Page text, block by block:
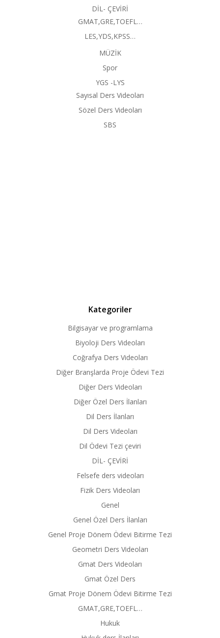
DİL- ÇEVİRİ
GMAT,GRE,TOEFL…
LES,YDS,KPSS…
MÜZİK
Spor
YGS -LYS
Sayısal Ders Videoları
Sözel Ders Videoları
SBS
Kategoriler
Bilgisayar ve programlama
Biyoloji Ders Videoları
Coğrafya Ders Videoları
Diğer Branşlarda Proje Ödevi Tezi
Diğer Ders Videoları
Diğer Özel Ders İlanları
Dil Ders İlanları
Dil Ders Videoları
Dil Ödevi Tezi çeviri
DİL- ÇEVİRİ
Felsefe ders videoları
Fizik Ders Videoları
Genel
Genel Özel Ders İlanları
Genel Proje Dönem Ödevi Bitirme Tezi
Geometri Ders Videoları
Gmat Ders Videoları
Gmat Özel Ders
Gmat Proje Dönem Ödevi Bitirme Tezi
GMAT,GRE,TOEFL…
Hukuk